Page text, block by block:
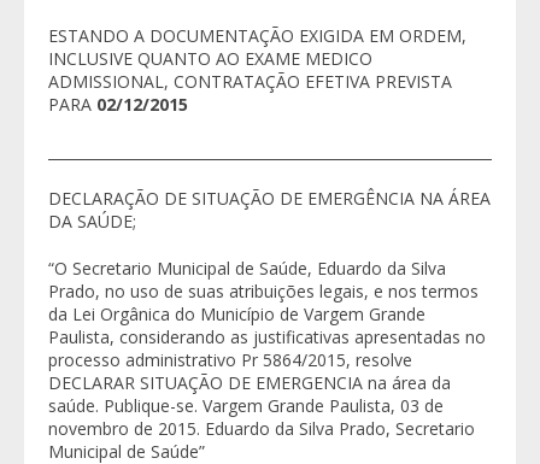
ESTANDO A DOCUMENTAÇÃO EXIGIDA EM ORDEM,
INCLUSIVE QUANTO AO EXAME MEDICO
ADMISSIONAL, CONTRATAÇÃO EFETIVA PREVISTA
PARA 02/12/2015
DECLARAÇÃO DE SITUAÇÃO DE EMERGÊNCIA NA ÁREA
DA SAÚDE;
“O Secretario Municipal de Saúde, Eduardo da Silva
Prado, no uso de suas atribuições legais, e nos termos
da Lei Orgânica do Município de Vargem Grande
Paulista, considerando as justificativas apresentadas no
processo administrativo Pr 5864/2015, resolve
DECLARAR SITUAÇÃO DE EMERGENCIA na área da
saúde. Publique-se. Vargem Grande Paulista, 03 de
novembro de 2015. Eduardo da Silva Prado, Secretario
Municipal de Saúde”